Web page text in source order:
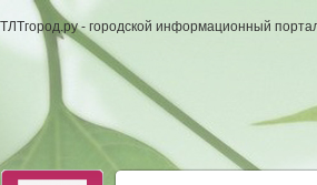
ТЛТгород.ру - городской информационный